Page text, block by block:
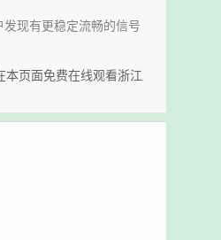
现有更稳定流畅的信号
本页面免费在线观看浙江